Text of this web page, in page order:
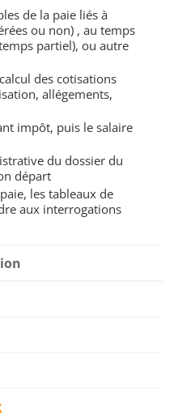
de la paie liés à
ou non) , au temps
partiel), ou autre
des cotisations
allégements,
impôt, puis le salaire
du dossier du
départ
les tableaux de
aux interrogations